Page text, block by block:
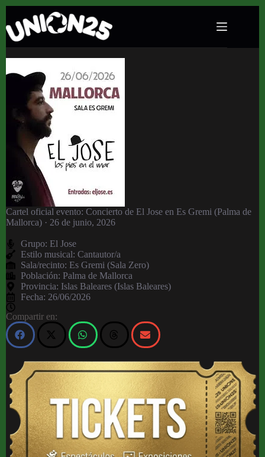
Concierto de El Jose en Es Gremi (Palma de
Mallorca) · 26 de junio, 2026
Cartel oficial evento: Concierto de El Jose en Es Gremi (Palma de
Mallorca) · 26 de junio, 2026
Grupo: El Jose
Estilo musical: Cantautor/a
Sala/recinto: Es Gremi (Sala Zero)
Población: Palma de Mallorca
Provincia: Islas Baleares (Islas Baleares)
Fecha: 26/06/2026
Compartir en: